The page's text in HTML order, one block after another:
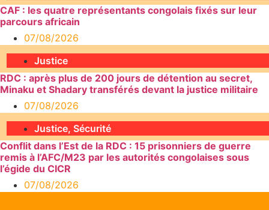
CAF : les quatre représentants congolais fixés sur leur
parcours africain
07/08/2026
Justice
RDC : après plus de 200 jours de détention au secret,
Minaku et Shadary transférés devant la justice militaire
07/08/2026
Justice, Sécurité
Conflit dans l’Est de la RDC : 15 prisonniers de guerre
remis à l’AFC/M23 par les autorités congolaises sous
l’égide du CICR
07/08/2026